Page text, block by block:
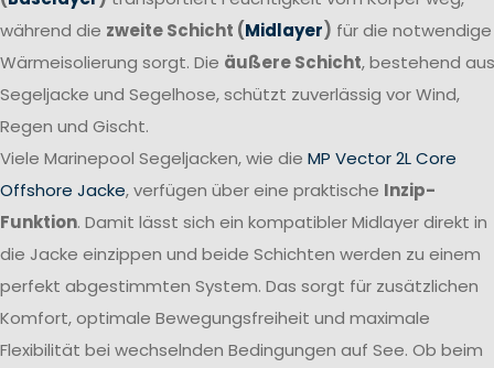
während die zweite Schicht (Midlayer) für die notwendige
Wärmeisolierung sorgt. Die äußere Schicht, bestehend aus
Segeljacke und Segelhose, schützt zuverlässig vor Wind,
Regen und Gischt.
Viele Marinepool Segeljacken, wie die MP Vector 2L Core
Offshore Jacke, verfügen über eine praktische Inzip-
Funktion. Damit lässt sich ein kompatibler Midlayer direkt in
die Jacke einzippen und beide Schichten werden zu einem
perfekt abgestimmten System. Das sorgt für zusätzlichen
Komfort, optimale Bewegungsfreiheit und maximale
Flexibilität bei wechselnden Bedingungen auf See. Ob beim